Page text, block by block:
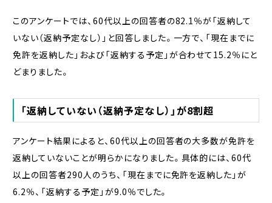
このアンケートでは、60代以上の回答者の82.1％が「返納して
いない（返納予定なし）」と回答しました。一方で、「現在までに
免許を返納した」および「返納する予定」が合わせて15.2％にと
どまりました。
「返納していない（返納予定なし）」が8割超
アンケート結果によると、60代以上の回答者の大多数が免許を
返納していないことが明らかになりました。具体的には、60代
以上の回答者290人のうち、「現在までに免許を返納した」が
6.2％、「返納する予定」が9.0％でした。